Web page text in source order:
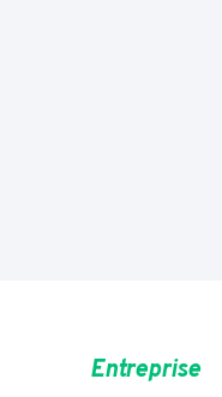
Entreprise